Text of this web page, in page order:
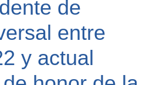
de
entre
y actual